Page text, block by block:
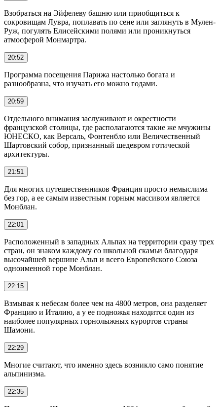
Взобраться на Эйфелеву башню или приобщиться к
сокровищам Лувра, поплавать по сене или заглянуть в Мулен-
Руж, погулять Елисейскими полями или проникнуться
атмосферой Монмартра.
20:52
Программа посещения Парижа настолько богата и
разнообразна, что изучать его можно годами.
20:59
Отдельного внимания заслуживают и окрестности
французской столицы, где располагаются такие же мчужины
ЮНЕСКО, как Версаль, Фонтенбло или Величественный
Шартовский собор, признанный шедевром готической
архитектуры.
21:51
Для многих путешественников Франция просто немыслима
без гор, а ее самым известным горным массивом является
Монблан.
22:01
Расположенный в западных Альпах на территории сразу трех
стран, он знаком каждому со школьной скамьи благодаря
высочайшей вершине Альп и всего Европейского Союза
одноименной горе Монблан.
22:15
Взмывая к небесам более чем на 4800 метров, она разделяет
Францию и Италию, а у ее подножья находится один из
наиболее популярных горнолыжных курортов страны –
Шамони.
22:29
Многие считают, что именно здесь возникло само понятие
альпинизма.
22:35